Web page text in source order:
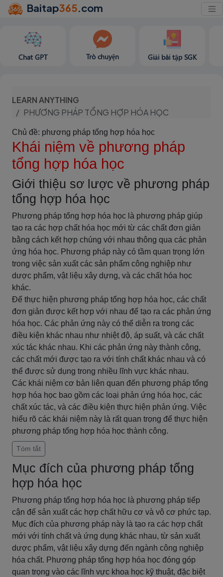
Baitap365.com
Chat GPT Trò chuyện Giải bài tập SGK
LEARN ANYTHING
PHƯƠNG PHÁP TỔNG HỢP HÓA HỌC
Chủ đề: phương pháp tổng hợp hóa học
Khái niệm về phương pháp
tổng hợp hóa học
Giới thiệu sơ lược về phương pháp
tổng hợp hóa học
Phương pháp tổng hợp hóa học là phương pháp giúp
tạo ra các hợp chất hóa học mới từ các chất đơn giản
bằng cách kết hợp chúng với nhau thông qua các phản
ứng hóa học. Phương pháp này có tầm quan trọng lớn
trong việc sản xuất các sản phẩm công nghiệp như
dược phẩm, vật liệu xây dựng, và các chất hóa học
khác.
Để thực hiện phương pháp tổng hợp hóa học, các chất
đơn giản được kết hợp với nhau để tạo ra các phản ứng
hóa học. Các phản ứng này có thể diễn ra trong các
điều kiện khác nhau như nhiệt độ, áp suất, và các chất
xúc tác khác nhau. Khi các phản ứng này thành công,
các chất mới được tạo ra với tính chất khác nhau và có
thể được sử dụng trong nhiều lĩnh vực khác nhau.
Các khái niệm cơ bản liên quan đến phương pháp tổng
hợp hóa học bao gồm các loại phản ứng hóa học, các
chất xúc tác, và các điều kiện thực hiện phản ứng. Việc
hiểu rõ các khái niệm này là rất quan trọng để thực hiện
phương pháp tổng hợp hóa học thành công.
Tóm tắt
Mục đích của phương pháp tổng
hợp hóa học
Phương pháp tổng hợp hóa học là phương pháp tiếp
cận để sản xuất các hợp chất hữu cơ và vô cơ phức tạp.
Mục đích của phương pháp này là tạo ra các hợp chất
mới với tính chất và ứng dụng khác nhau, từ sản xuất
dược phẩm, vật liệu xây dựng đến ngành công nghiệp
hóa chất. Phương pháp tổng hợp hóa học đóng góp
quan trọng vào các lĩnh vực khoa học kỹ thuật, đặc biệt